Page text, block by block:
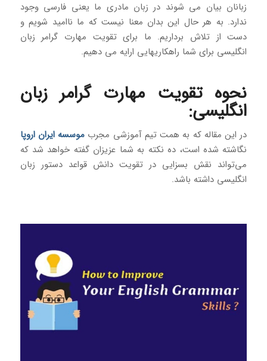
زبانان بیان می شوند در زبان مادری ما یعنی فارسی وجود
ندارد. به هر حال این بدان معنا نیست که ما ناامید شویم و
دست از تلاش برداریم. ما برای تقویت مهارت گرامر زبان
انگلیسی برای شما راهکاریهایی ارایه می دهیم.
نحوه تقویت مهارت گرامر زبان
انگلیسی:
در این مقاله که به همت تیم آموزشی مجرب موسسه ایران اروپا
نگاشته شده است، ده نکته به شما عزیزان گفته خواهد شد که
می‌تواند نقش بسزایی در تقویت دانش قواعد دستور زبان
انگلیسی داشته باشد.